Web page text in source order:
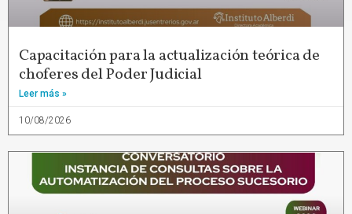
Capacitación para la actualización teórica de
choferes del Poder Judicial
Leer más »
10/08/2026